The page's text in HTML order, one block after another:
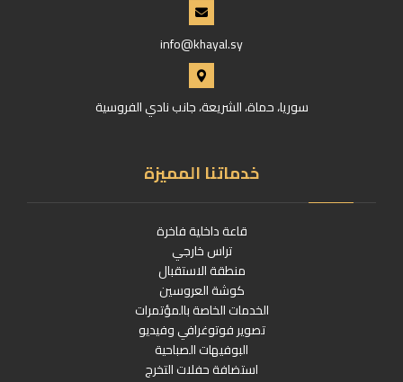
info@khayal.sy
سوريا، حماة، الشريعة، جانب نادي الفروسية
خدماتنا المميزة
قاعة داخلية فاخرة
تراس خارجي
منطقة الاستقبال
كوشة العروسين
الخدمات الخاصة بالمؤتمرات
تصوير فوتوغرافي وفيديو
البوفيهات الصباحية
استضافة حفلات التخرج